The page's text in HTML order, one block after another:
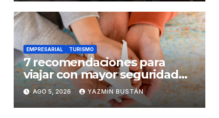
EMPRESARIAL TURISMO
7 recomendaciones para
viajar con mayor seguridad
dentro y fuera del Ecuador
AGO 5, 2026 YAZMÍN BUSTÁN